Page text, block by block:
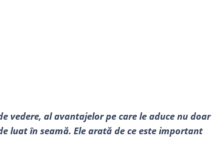
vedere, al avantajelor pe care le aduce nu doar
luat în seamă. Ele arată de ce este important